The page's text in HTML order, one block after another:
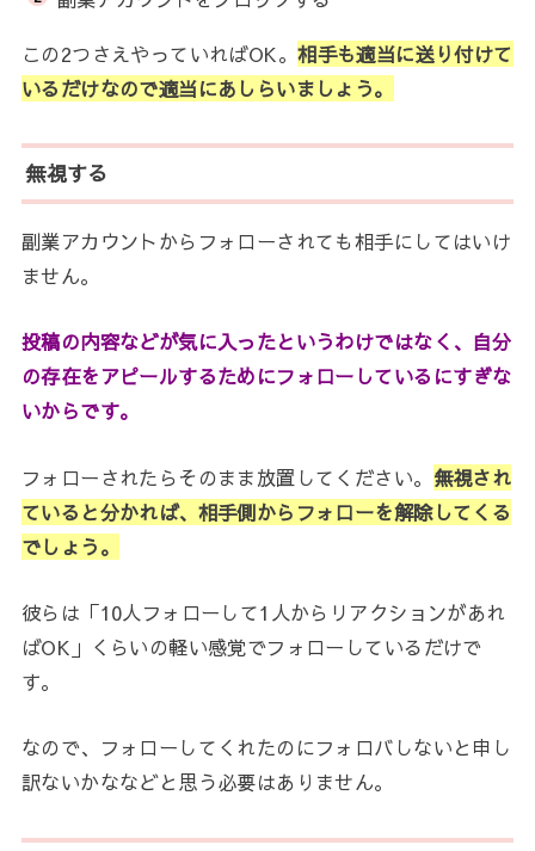
この2つさえやっていればOK。相手も適当に送り付けて
いるだけなので適当にあしらいましょう。
無視する
副業アカウントからフォローされても相手にしてはいけ
ません。
投稿の内容などが気に入ったというわけではなく、自分
の存在をアピールするためにフォローしているにすぎな
いからです。
フォローされたらそのまま放置してください。 無視され
ていると分かれば、相手側からフォローを解除してくる
でしょう。
彼らは「10人フォローして1人からリアクションがあれ
ばOK」くらいの軽い感覚でフォローしているだけで
す。
なので、フォローしてくれたのにフォロバしないと申し
訳ないかななどと思う必要はありません。